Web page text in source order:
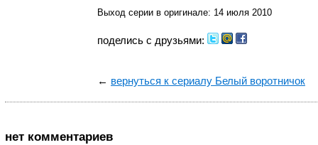
Выход серии в оригинале: 14 июля 2010
поделись с друзьями:
← вернуться к сериалу Белый воротничок
нет комментариев